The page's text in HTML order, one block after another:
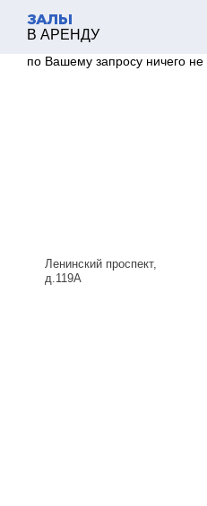
ЗАЛЫ
В АРЕНДУ
по Вашему запросу ничего
Ленинский проспект,
д.119А